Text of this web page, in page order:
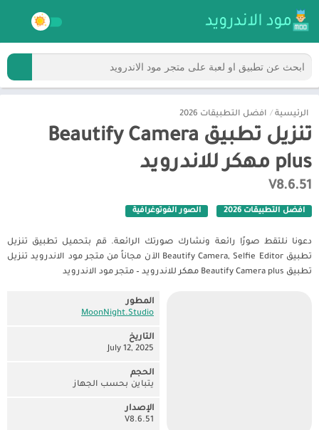
الرئيسية / افضل التطبيقات 2026
تنزيل تطبيق Beautify Camera
plus مهكر للاندرويد
V8.6.51
افضل التطبيقات 2026 الصور الفوتوغرافية
دعونا نلتقط صورًا رائعة ونشارك صورتك الرائعة. قم بتحميل تطبيق تنزيل
تطبيق Beautify Camera, Selfie Editor الآن مجاناً من متجر مود الاندرويد تنزيل
تطبيق Beautify Camera plus مهكر للاندرويد – متجر مود الاندرويد
المطور
MoonNight.Studio‏
التاريخ
July 12, 2025
الحجم
يتباين بحسب الجهاز
الإصدار
V8.6.51